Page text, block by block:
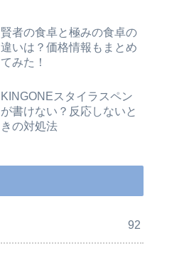
賢者の食卓と極みの食卓の
違いは？価格情報もまとめ
てみた！
KINGONEスタイラスペン
が書けない？反応しないと
きの対処法
92